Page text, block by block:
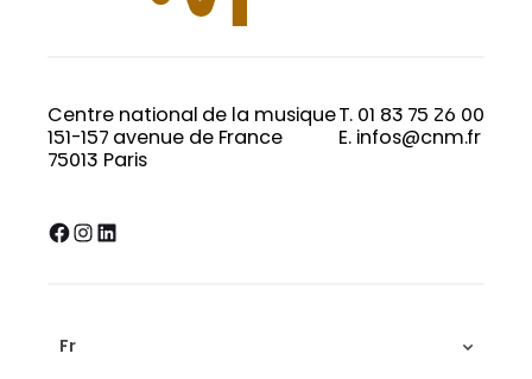
Centre national de la musique
151-157 avenue de France
75013 Paris
T. 01 83 75 26 00
E. infos@cnm.fr
Facebook InstagramLinkedIn
Fr